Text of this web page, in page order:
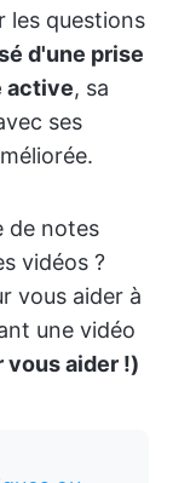
les questions
d'une prise
active, sa
ses
de notes
vidéos ?
vous aider à
une vidéo
vous aider !)